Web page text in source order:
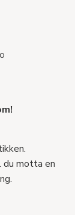
du motta en